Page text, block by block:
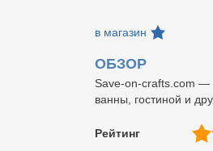
в магазин
ОБЗОР
Save-on-crafts.com —
ванны, гостиной и
Рейтинг